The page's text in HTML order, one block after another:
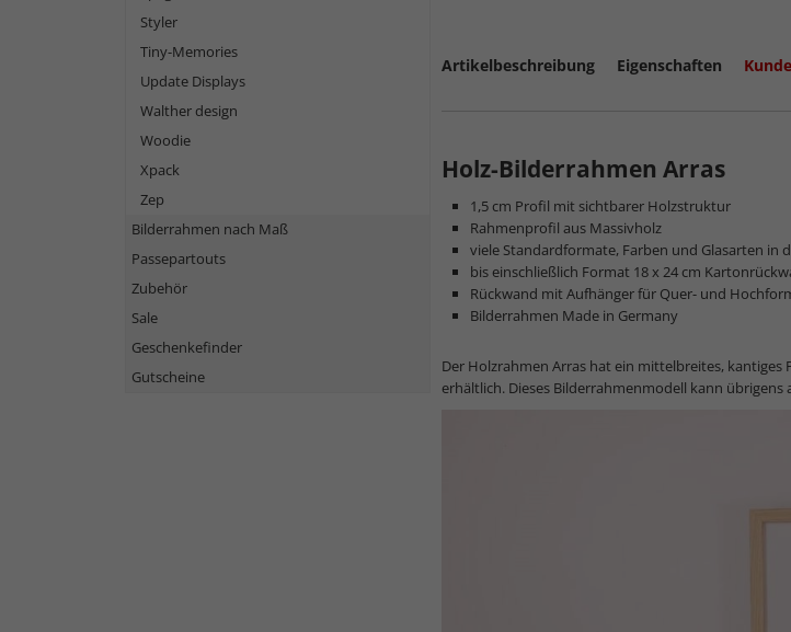
Artikelbeschreibung Eigenschaften
Holz-Bilderrahmen Arras
1,5 cm Profil mit sichtbarer Holzstruktur
Rahmenprofil aus Massivholz
viele Standardformate, Farben und Glasarten in
bis einschließlich Format 18 x 24 cm
Rückwand mit Aufhänger für Quer- und
Bilderrahmen Made in Germany
Der Holzrahmen Arras hat ein mittelbreites,
erhältlich. Dieses Bilderrahmenmodell kann
Styler
Tiny-Memories
Update Displays
Walther design
Woodie
Xpack
Zep
Bilderrahmen nach Maß
Passepartouts
Zubehör
Sale
Geschenkefinder
Gutscheine